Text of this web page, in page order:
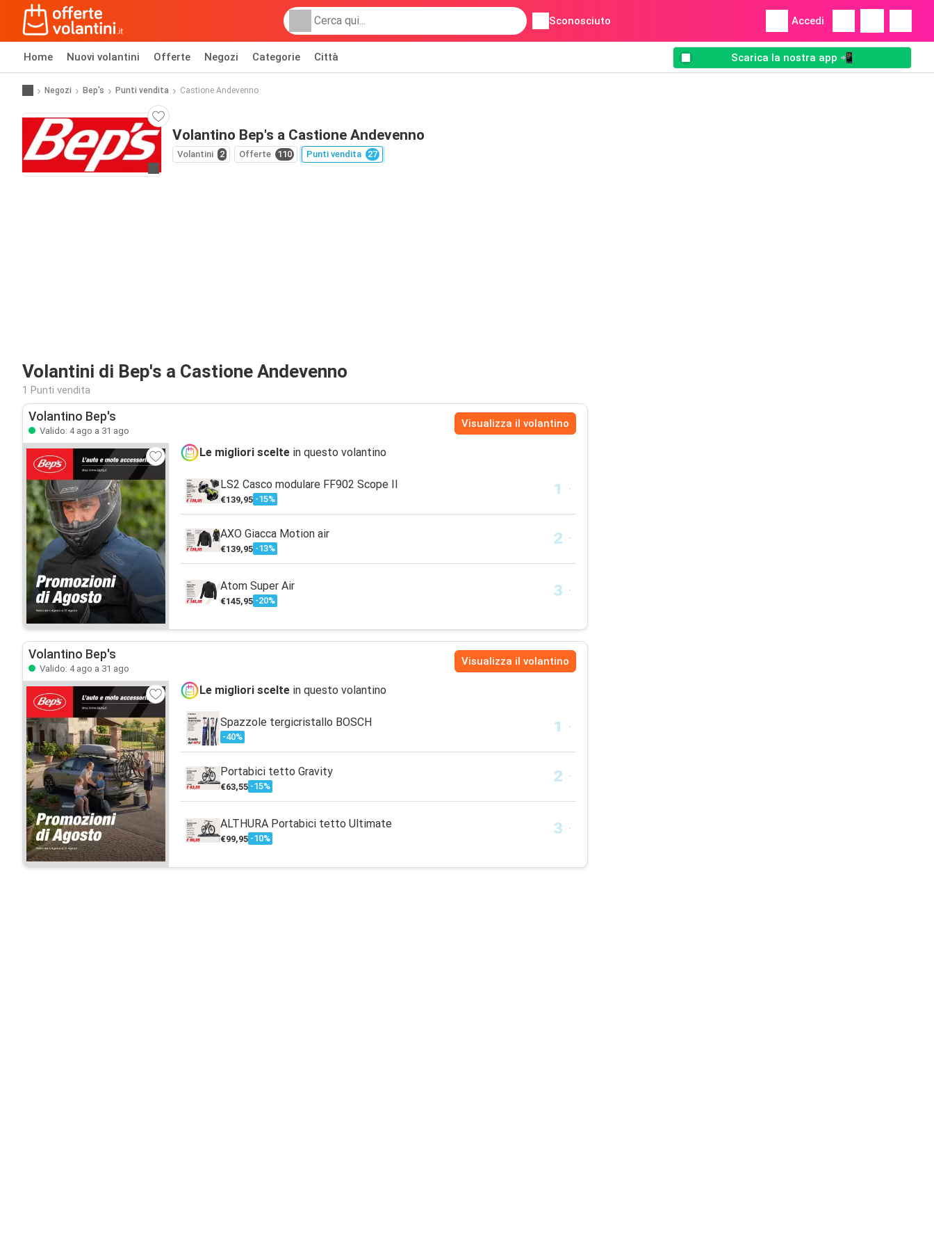
Sconosciuto Accedi
Home Nuovi volantini Offerte Negozi Categorie Città Scarica la nostra app 📲
Negozi Bep's Punti vendita Castione Andevenno
Vai al sito web
Volantino Bep's a Castione Andevenno
Volantini 2 Offerte 110 Punti vendita 27
Volantini di Bep's a Castione Andevenno
1 Punti vendita
Volantino Bep's
Valido: 4 ago a 31 ago
Visualizza il volantino
Le migliori scelte in questo volantino
LS2 Casco modulare FF902 Scope II
€139,95 -15%
AXO Giacca Motion air
€139,95 -13%
Atom Super Air
€145,95 -20%
Volantino Bep's
Valido: 4 ago a 31 ago
Visualizza il volantino
Le migliori scelte in questo volantino
Spazzole tergicristallo BOSCH
-40%
Portabici tetto Gravity
€63,55 -15%
ALTHURA Portabici tetto Ultimate
€99,95 -10%